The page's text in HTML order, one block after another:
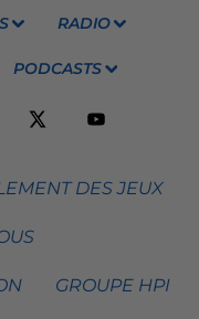
RADIO
PODCASTS
DES JEUX
GROUPE HPI